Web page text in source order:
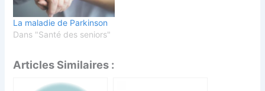
La maladie de Parkinson
Dans "Santé des seniors"
Articles Similaires :